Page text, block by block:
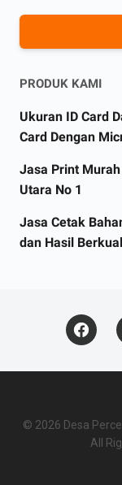
PRODUK KAMI
Ukuran ID Card
Card Dengan
Jasa Print
Utara No 1
Jasa Cetak
dan Hasil
© 2026 Desa
All